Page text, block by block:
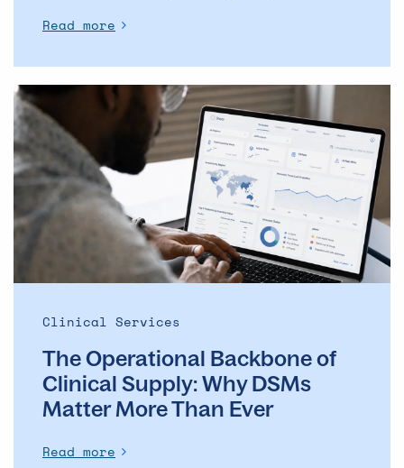
Read more
The
Operational
Backbone
of
Clinical
Supply: Why
DSMs
Clinical Services
The Operational Backbone of
Clinical Supply: Why DSMs
Matter More Than Ever
Read more